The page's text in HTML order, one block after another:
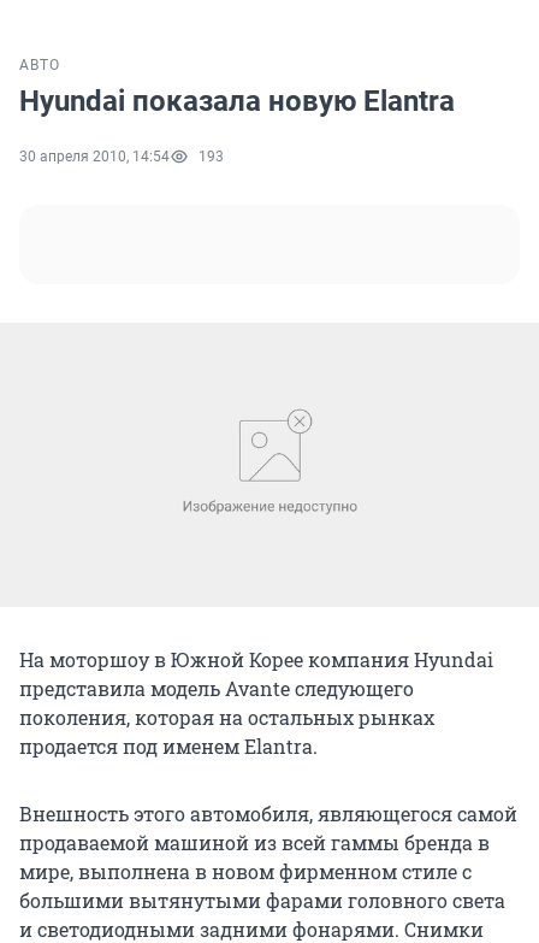
АВТО
Hyundai показала новую Elantra
30 апреля 2010, 14:54 193
На моторшоу в Южной Корее компания Hyundai
представила модель Avante следующего
поколения, которая на остальных рынках
продается под именем Elantra.
Внешность этого автомобиля, являющегося самой
продаваемой машиной из всей гаммы бренда в
мире, выполнена в новом фирменном стиле с
большими вытянутыми фарами головного света
и светодиодными задними фонарями. Снимки